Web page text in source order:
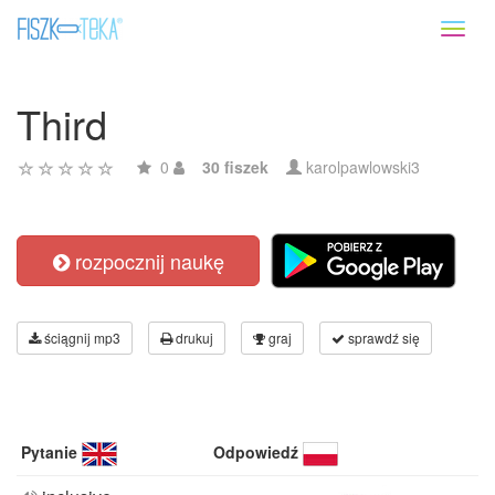
Third
0 30 fiszek karolpawlowski3
rozpocznij naukę
ściągnij mp3 drukuj graj sprawdź się
Pytanie Odpowiedź